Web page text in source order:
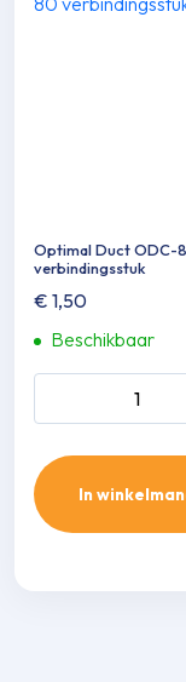
Optimal Duct ODC-
verbin­dingsstuk
€ 1,50
Beschikbaar
In